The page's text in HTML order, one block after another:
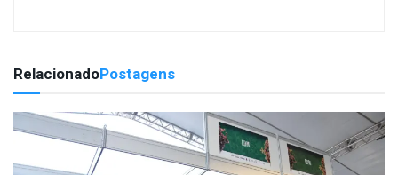
RelacionadoPostagens